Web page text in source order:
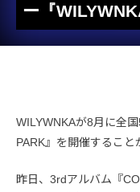
ー『
WILYWNKAが8月に全
PARK』を開催すること
昨日、3rdアルバム『